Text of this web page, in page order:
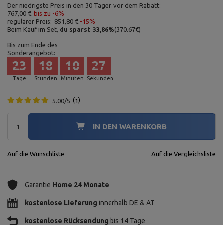
Der niedrigste Preis in den 30 Tagen vor dem Rabatt:
767,00 € bis zu -6%
regulärer Preis: 851,80 € -15%
Beim Kauf im Set, du sparst 33,86%(370.67€)
Bis zum Ende des
Sonderangebot:
Tage
23
Stunden
18
Minuten
10
Sekunden
26
5.00/5 1
IN DEN WARENKORB
Auf die Wunschliste Auf die Vergleichsliste
Garantie Home 24 Monate
kostenlose Lieferung innerhalb DE & AT
kostenlose Rücksendung bis 14 Tage